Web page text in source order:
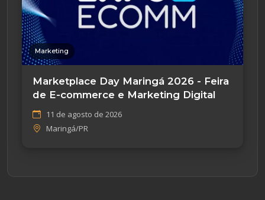
Marketing
Marketplace Day Maringá 2026 - Feira
de E-commerce e Marketing Digital
11 de agosto de 2026
Maringá/PR